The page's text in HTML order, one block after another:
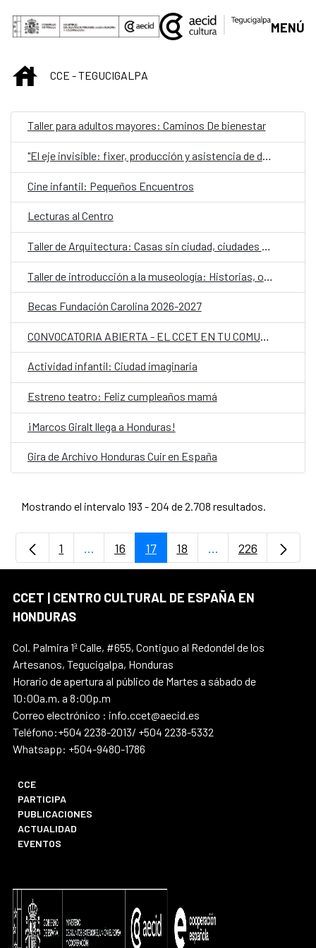
Saltar al contenido principal
MENÚ
INICIOCCE - TEGUCIGALPA
Taller para adultos mayores: Caminos De bienestar
"El eje invisible: fixer, producción y asistencia de dirección desde la práctica"
Cine infantil: Pequeños Encuentros
Lecturas al Centro
Taller de Arquitectura: Casas sin ciudad, ciudades sin casas: estrategias para la vivienda colectiva contemporánea
Becas Fundación Carolina 2026-2027
CONVOCATORIA ABIERTA - EL CCET EN TU COMUNIDAD
Actividad infantil: Ciudad imaginaria
Estreno teatro: Feliz cumpleaños mamá
¡Marcos Giralt llega a Honduras!
Gira de Archivo Honduras Cuir en España
Mostrando el intervalo 193 - 204 de 2.708 resultados.
Página
1 ...Páginas intermedias Use TAB para
Página
16 Página
17 Página
18 ...PáginasPágina
226
CCET | CENTRO CULTURAL DE ESPAÑA EN
HONDURAS
Col. Palmira 1ª Calle, #655, Contiguo al Redondel de los
Artesanos, Tegucigalpa, Honduras
Horario de apertura al público de Martes a sábado de
10:00a.m. a 8:00p.m
Correo electrónico : info.ccet@aecid.es
Teléfono:+504 2238-2013/ +504 2238-5332
Whatsapp: +504-9480-1786
CCE
PARTICIPA
PUBLICACIONES
ACTUALIDAD
EVENTOS